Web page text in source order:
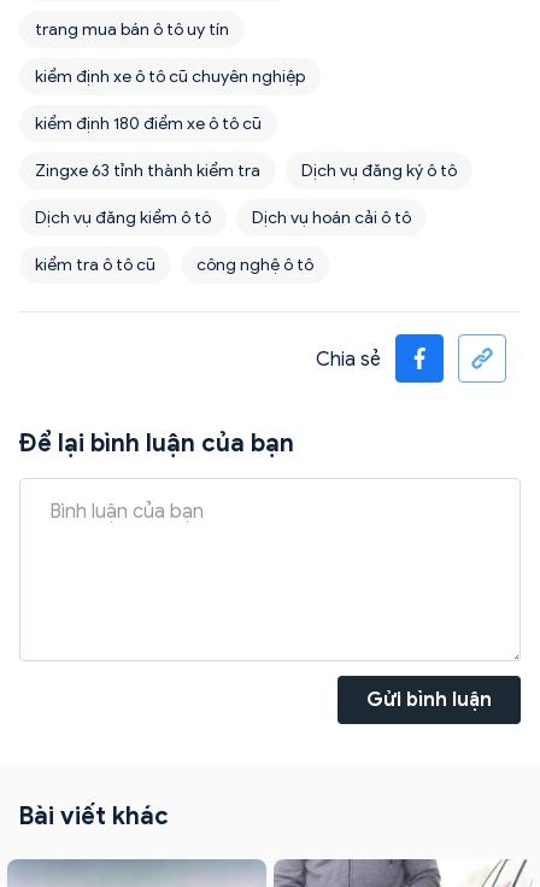
trang mua bán ô tô uy tín
kiểm định xe ô tô cũ chuyên nghiệp
kiểm định 180 điểm xe ô tô cũ
Zingxe 63 tỉnh thành kiểm tra Dịch vụ đăng ký ô tô
Dịch vụ đăng kiểm ô tô Dịch vụ hoán cải ô tô
kiểm tra ô tô cũ công nghệ ô tô
Chia sẻ
Để lại bình luận của bạn
Gửi bình luận
Bài viết khác